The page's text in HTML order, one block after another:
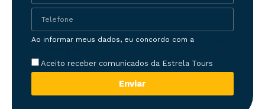
Ao informar meus dados, eu concordo com a
Aceito receber comunicados da Estrela Tours
Enviar